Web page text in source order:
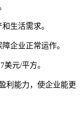
生活需求。
企业正常运作。
元/平方。
利能力，使企业能更